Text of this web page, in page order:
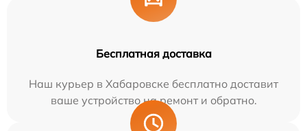
Бесплатная доставка
Наш курьер в Хабаровске бесплатно доставит
ваше устройство на ремонт и обратно.